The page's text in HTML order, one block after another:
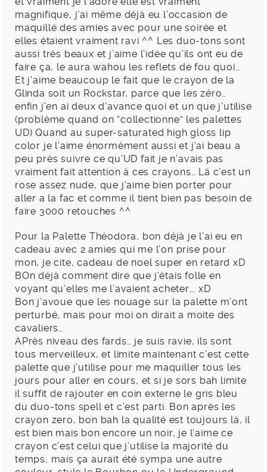
magnifique, j’ai même déjà eu l’occasion de
maquillé des amies avec pour une soirée et
elles étaient vraiment ravi ^^ Les duo-tons sont
aussi très beaux et j’aime l’idée qu’ils ont eu de
faire ça, le aura wahou les reflets de fou quoi…
Et j’aime beaucoup le fait que le crayon de la
Glinda soit un Rockstar, parce que les zéro…
enfin j’en ai deux d’avance quoi et un que j’utilise
(problème quand on “collectionne” les palettes
UD) Quand au super-saturated high gloss lip
color je l’aime énormément aussi et j’ai beau a
peu près suivre ce qu’UD fait je n’avais pas
vraiment fait attention à ces crayons… Là c’est un
rose assez nude, que j’aime bien porter pour
aller a la fac et comme il tient bien pas besoin de
faire 3000 retouches ^^
Pour la Palette Théodora, bon déjà je l’ai eu en
cadeau avec 2 amies qui me l’on prise pour
mon, je cite, cadeau de noel super en retard xD
BOn déjà comment dire que j’étais folle en
voyant qu’elles me l’avaient acheter…. xD
Bon j’avoue que les nouage sur la palette m’ont
perturbé, mais pour moi on dirait a moite des
cavaliers…
APrès niveau des fards… je suis ravie, ils sont
tous merveilleux, et limite maintenant c’est cette
palette que j’utilise pour me maquiller tous les
jours pour aller en cours, et si je sors bah limite
il suffit de rajouter en coin externe le gris bleu
du duo-tons spell et c’est parti. Bon après les
crayon zero, bon bah la qualité est toujours là, il
est bien mais bon encore un noir, je l’aime ce
crayon c’est celui que j’utilise la majorité du
temps, mais ça aurait été sympa une autre